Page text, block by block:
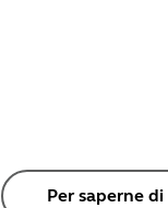
Per saperne